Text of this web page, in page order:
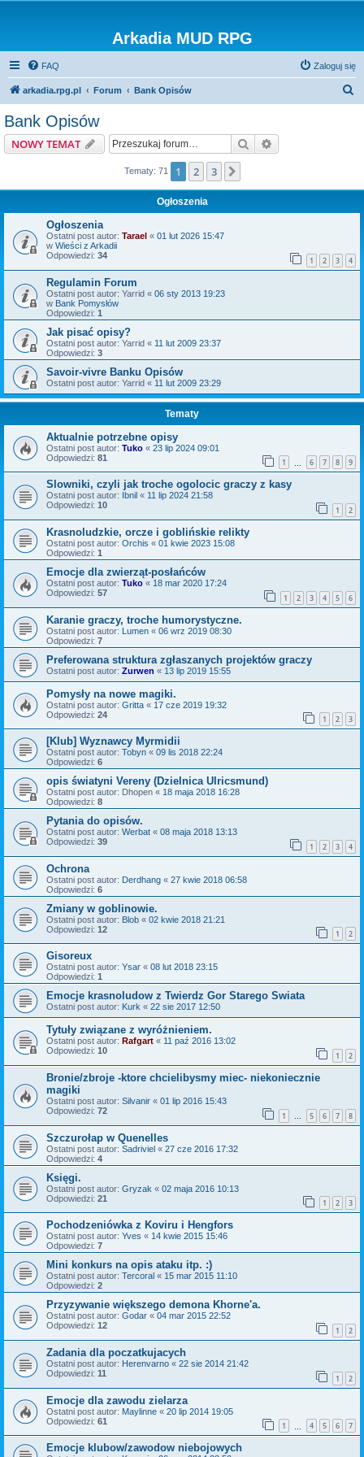
Arkadia MUD RPG
FAQ Zaloguj się
arkadia.rpg.pl Forum Bank Opisów
Bank Opisów
NOWY TEMAT Szukaj
Tematy: 71 1 2 3
Ogłoszenia
Ogłoszenia
Ostatni post autor: Tarael « 01 lut 2026 15:47
w Wieści z Arkadii
Odpowiedzi: 34 1 2 3 4
Regulamin Forum
Ostatni post autor: Yarrid « 06 sty 2013 19:23
w Bank Pomysłów
Odpowiedzi: 1
Jak pisać opisy?
Ostatni post autor: Yarrid « 11 lut 2009 23:37
Odpowiedzi: 3
Savoir-vivre Banku Opisów
Ostatni post autor: Yarrid « 11 lut 2009 23:29
Tematy
Aktualnie potrzebne opisy
Ostatni post autor: Tuko « 23 lip 2024 09:01
Odpowiedzi: 81 1 6 7 8 9
Slowniki, czyli jak troche ogolocic graczy z kasy
Ostatni post autor: Ibnil « 11 lip 2024 21:58
Odpowiedzi: 10 1 2
Krasnoludzkie, orcze i goblińskie relikty
Ostatni post autor: Orchis « 01 kwie 2023 15:08
Odpowiedzi: 1
Emocje dla zwierząt-posłańców
Ostatni post autor: Tuko « 18 mar 2020 17:24
Odpowiedzi: 57 1 2 3 4 5 6
Karanie graczy, troche humorystyczne.
Ostatni post autor: Lumen « 06 wrz 2019 08:30
Odpowiedzi: 7
Preferowana struktura zgłaszanych projektów graczy
Ostatni post autor: Zurwen « 13 lip 2019 15:55
Pomysły na nowe magiki.
Ostatni post autor: Gritta « 17 cze 2019 19:32
Odpowiedzi: 24 1 2 3
[Klub] Wyznawcy Myrmidii
Ostatni post autor: Tobyn « 09 lis 2018 22:24
Odpowiedzi: 6
opis światyni Vereny (Dzielnica Ulricsmund)
Ostatni post autor: Dhopen « 18 maja 2018 16:28
Odpowiedzi: 8
Pytania do opisów.
Ostatni post autor: Werbat « 08 maja 2018 13:13
Odpowiedzi: 39 1 2 3 4
Ochrona
Ostatni post autor: Derdhang « 27 kwie 2018 06:58
Odpowiedzi: 6
Zmiany w goblinowie.
Ostatni post autor: Blob « 02 kwie 2018 21:21
Odpowiedzi: 12 1 2
Gisoreux
Ostatni post autor: Ysar « 08 lut 2018 23:15
Odpowiedzi: 1
Emocje krasnoludow z Twierdz Gor Starego Swiata
Ostatni post autor: Kurk « 22 sie 2017 12:50
Tytuły związane z wyróżnieniem.
Ostatni post autor: Rafgart « 11 paź 2016 13:02
Odpowiedzi: 10 1 2
Bronie/zbroje -ktore chcielibysmy miec- niekoniecznie
magiki
Ostatni post autor: Silvanir « 01 lip 2016 15:43
Odpowiedzi: 72 1 … 5 6 7 8
Szczurołap w Quenelles
Ostatni post autor: Sadriviel « 27 cze 2016 17:32
Odpowiedzi: 4
Księgi.
Ostatni post autor: Gryzak « 02 maja 2016 10:13
Odpowiedzi: 21 1 2 3
Pochodzeniówka z Koviru i Hengfors
Ostatni post autor: Yves « 14 kwie 2015 15:46
Odpowiedzi: 7
Mini konkurs na opis ataku itp. :)
Ostatni post autor: Tercoral « 15 mar 2015 11:10
Odpowiedzi: 2
Przyzywanie większego demona Khorne'a.
Ostatni post autor: Godar « 04 mar 2015 22:52
Odpowiedzi: 12 1 2
Zadania dla poczatkujacych
Ostatni post autor: Herenvarno « 22 sie 2014 21:42
Odpowiedzi: 11 1 2
Emocje dla zawodu zielarza
Ostatni post autor: Maylinne « 20 lip 2014 19:05
Odpowiedzi: 61 1 4 5 6 7
Emocje klubow/zawodow niebojowych